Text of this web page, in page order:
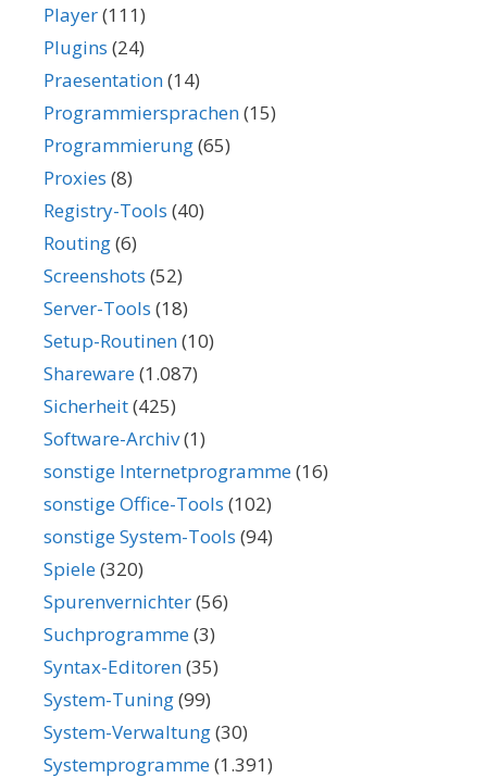
Player(111)
Plugins (24)
Praesentation(14)
Programmiersprachen(15)
Programmierung(65)
Proxies (8)
Registry-Tools (40)
Routing(6)
Screenshots (52)
Server-Tools (18)
Setup-Routinen(10)
Shareware(1.087)
Sicherheit(425)
Software-Archiv(1)
sonstige Internetprogramme(16)
sonstige Office-Tools (102)
sonstige System-Tools (94)
Spiele(320)
Spurenvernichter(56)
Suchprogramme(3)
Syntax-Editoren(35)
System-Tuning(99)
System-Verwaltung(30)
Systemprogramme(1.391)